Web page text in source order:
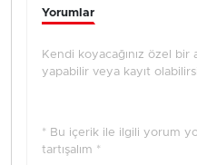
Yorumlar
Kendi koyacağınız özel
yapabilir veya kayıt
* Bu içerik ile ilgili yorum
tartışalım *